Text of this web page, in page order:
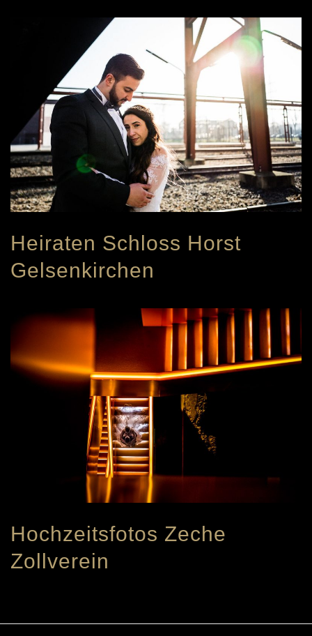
Heiraten Schloss Horst
Gelsenkirchen
Hochzeitsfotos Zeche
Zollverein